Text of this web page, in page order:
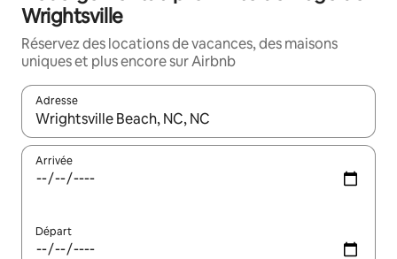
Wrightsville
Réservez des locations de vacances, des maisons
uniques et plus encore sur Airbnb
Adresse
Lorsque les résultats s'affichent, utilisez les flèches vers le
Arrivée
Départ